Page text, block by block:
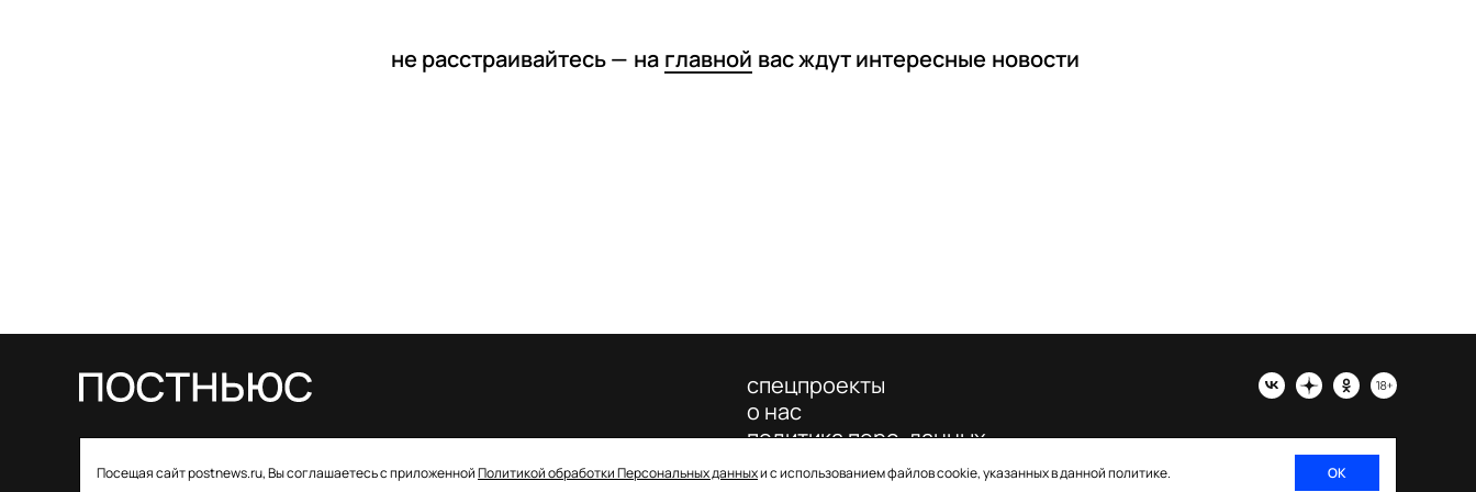
не расстраивайтесь — на главной вас ждут интересные новости
Посещая сайт postnews.ru, Вы соглашаетесь с приложеннойПолитикой обработки Персональных данныхи с использованием файлов cookie, указанных в данной политике. ОК
о регистрации СМИ: ЭЛ № ФС 77–85757 от 22 августа
спецпроекты
о нас
политика перс. данных